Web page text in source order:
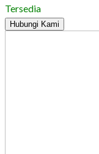
Tersedia
Hubungi Kami